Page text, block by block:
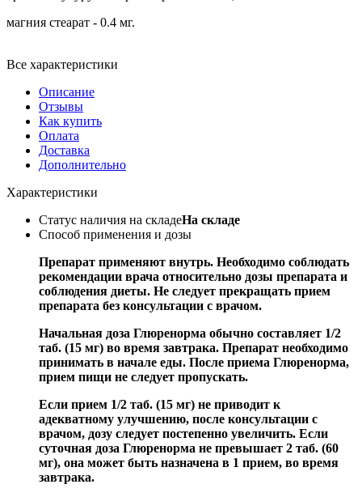
магния стеарат - 0.4 мг.
Все характеристики
Описание
Отзывы
Как купить
Оплата
Доставка
Дополнительно
Характеристики
Статус наличия на складеНа складе
Способ применения и дозы
Препарат применяют внутрь. Необходимо соблюдать
рекомендации врача относительно дозы препарата и
соблюдения диеты. Не следует прекращать прием
препарата без консультации с врачом.
Начальная доза Глюренорма обычно составляет 1/2
таб. (15 мг) во время завтрака. Препарат необходимо
принимать в начале еды. После приема Глюренорма,
прием пищи не следует пропускать.
Если прием 1/2 таб. (15 мг) не приводит к
адекватному улучшению, после консультации с
врачом, дозу следует постепенно увеличить. Если
суточная доза Глюренорма не превышает 2 таб. (60
мг), она может быть назначена в 1 прием, во время
завтрака.